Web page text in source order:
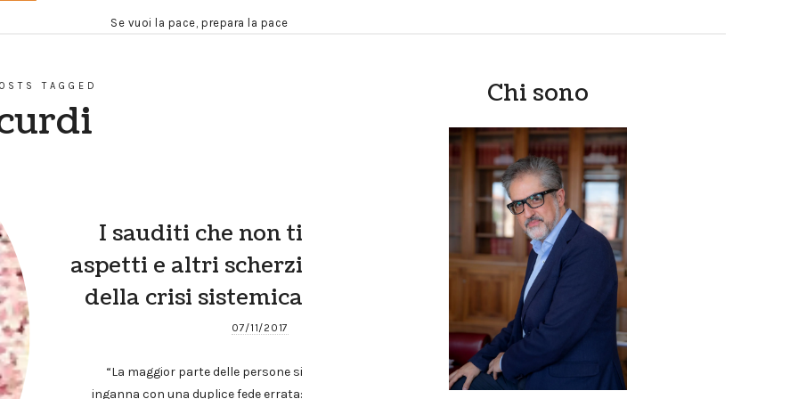
Se vuoi la pace, prepara la pace
TAGGED
I sauditi che non ti
aspetti e altri scherzi
della crisi sistemica
07/11/2017
“La maggior parte delle persone si
inganna con una duplice fede errata:
Chi sono